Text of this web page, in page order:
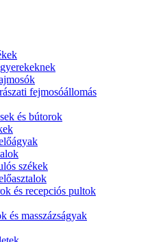
fejmosóállomás
és bútorok
székek
és recepciós pultok
és masszázságyak